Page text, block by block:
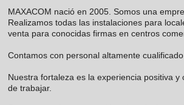
MAXACOM nació en 2005. Somos una
Realizamos todas las instalaciones para
venta para conocidas firmas en centros
Contamos con personal altamente
Nuestra fortaleza es la experiencia positiva
de trabajar.